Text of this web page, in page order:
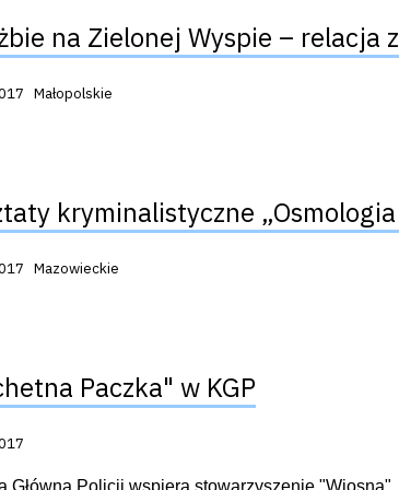
na Zielonej Wyspie –
Małopolskie
kryminalistyczne
Mazowieckie
Paczka" w KGP
Główna Policji wspiera stowarzyszenie